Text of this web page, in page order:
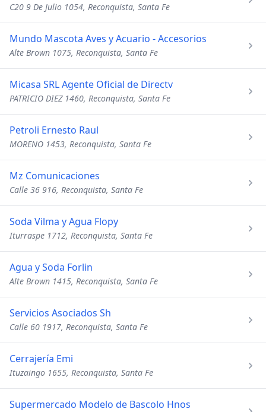
C20 9 De Julio 1054, Reconquista, Santa Fe
Mundo Mascota Aves y Acuario - Accesorios
Alte Brown 1075, Reconquista, Santa Fe
Micasa SRL Agente Oficial de Directv
PATRICIO DIEZ 1460, Reconquista, Santa Fe
Petroli Ernesto Raul
MORENO 1453, Reconquista, Santa Fe
Mz Comunicaciones
Calle 36 916, Reconquista, Santa Fe
Soda Vilma y Agua Flopy
Iturraspe 1712, Reconquista, Santa Fe
Agua y Soda Forlin
Alte Brown 1415, Reconquista, Santa Fe
Servicios Asociados Sh
Calle 60 1917, Reconquista, Santa Fe
Cerrajería Emi
Ituzaingo 1655, Reconquista, Santa Fe
Supermercado Modelo de Bascolo Hnos